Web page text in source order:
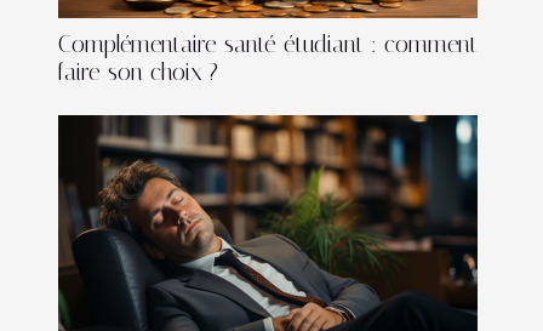
Complémentaire santé étudiant : comment
faire son choix ?